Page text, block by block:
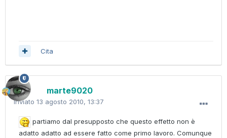
Cita
marte9020
Inviato 13 agosto 2010, 13:37
partiamo dal presupposto che questo effetto non è
adatto adatto ad essere fatto come primo lavoro. Comunque